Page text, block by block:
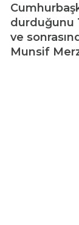
durduğunu
ve
Munsif